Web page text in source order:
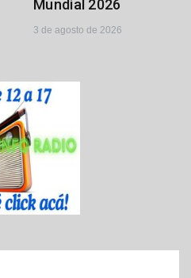
Mundial 2026
3 de agosto de 2026